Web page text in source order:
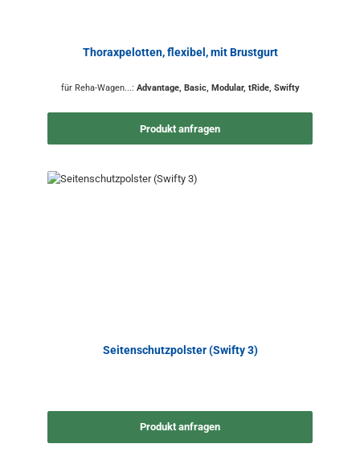
Thoraxpelotten, flexibel, mit Brustgurt
für Reha-Wagen...: Advantage, Basic, Modular, tRide, Swifty
Produkt anfragen
Seitenschutzpolster (Swifty 3)
Produkt anfragen